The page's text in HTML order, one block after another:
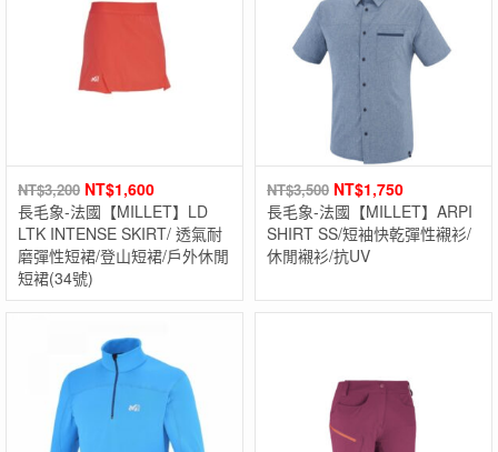
NT$3,200 NT$1,600
長毛象-法國【MILLET】LD
LTK INTENSE SKIRT/ 透氣耐
磨彈性短裙/登山短裙/戶外休閒
短裙(34號)
NT$3,500 NT$1,750
長毛象-法國【MILLET】ARPI
SHIRT SS/短袖快乾彈性襯衫/
休閒襯衫/抗UV